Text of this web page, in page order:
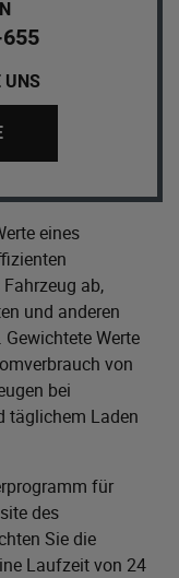
UNS
eines
ab,
und anderen
Werte
von
bei
täglichem Laden
für
des
Sie die
Laufzeit von 24